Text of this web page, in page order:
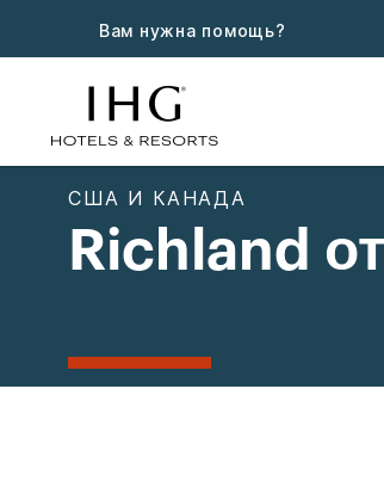
Вам нужна помощь?
США И КАНАДА
Richland